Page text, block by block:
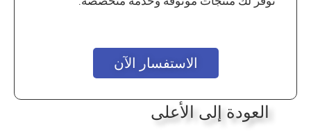
الاستفسار الآن
العودة إلى الأعلى